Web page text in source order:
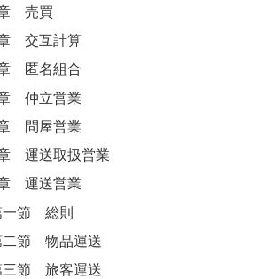
売買
交互計算
匿名組合
仲立営業
問屋営業
運送取扱営業
運送営業
一節 総則
二節 物品運送
三節 旅客運送